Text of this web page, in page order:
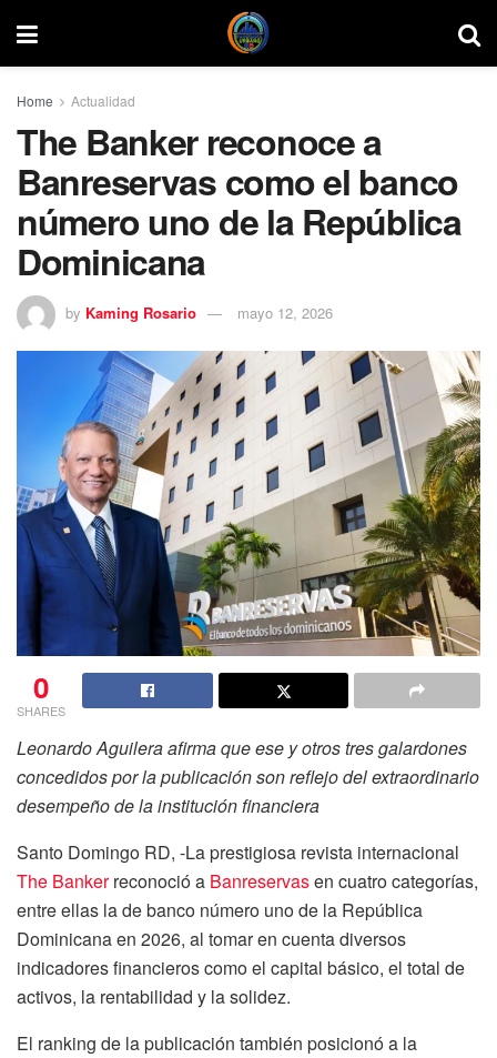
Home Actualidad
The Banker reconoce a
Banreservas como el banco
número uno de la República
Dominicana
by Kaming Rosario mayo 12, 2026
0
SHARES
Leonardo Aguilera afirma que ese y otros tres galardones
concedidos por la publicación son reflejo del extraordinario
desempeño de la institución financiera
Santo Domingo RD, -La prestigiosa revista internacional
The Bankerreconoció a Banreservasen cuatro categorías,
entre ellas la de banco número uno de la República
Dominicana en 2026, al tomar en cuenta diversos
indicadores financieros como el capital básico, el total de
activos, la rentabilidad y la solidez.
El ranking de la publicación también posicionó a la